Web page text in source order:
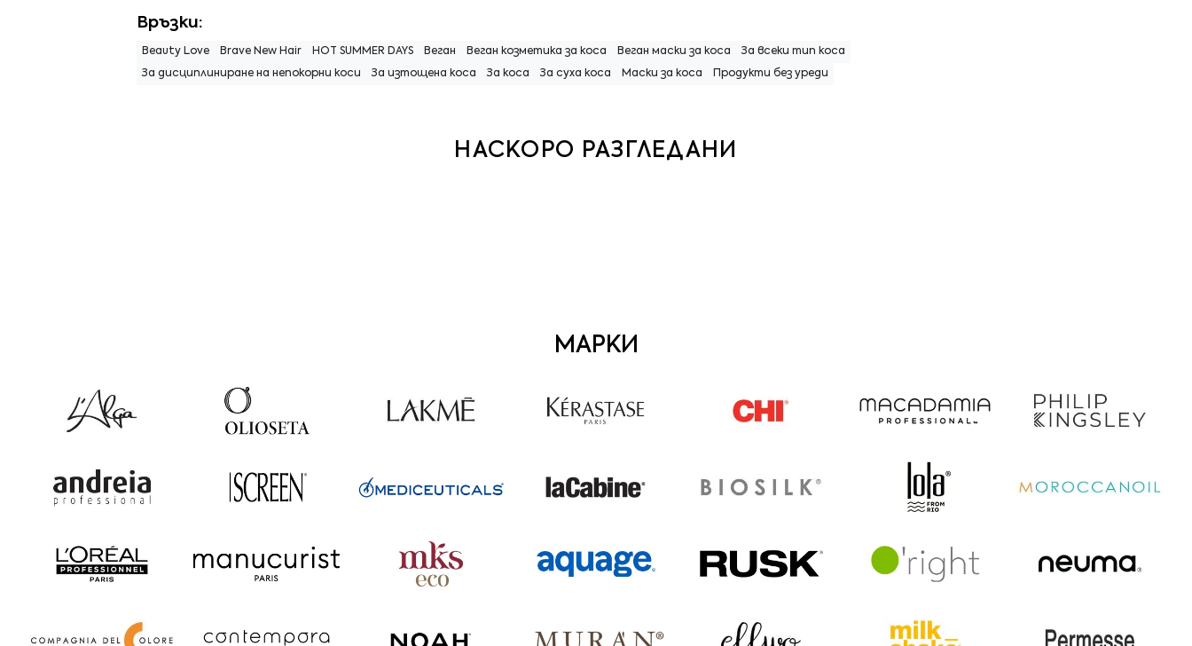
Връзки:
Beauty Love Brave New Hair HOT SUMMER DAYS Веган Веган козметика за коса Веган маски за коса За всеки тип коса
За дисциплиниране на непокорни коси За изтощена коса За коса За суха коса Маски за коса Продукти без уреди
НАСКОРО РАЗГЛЕДАНИ
МАРКИ